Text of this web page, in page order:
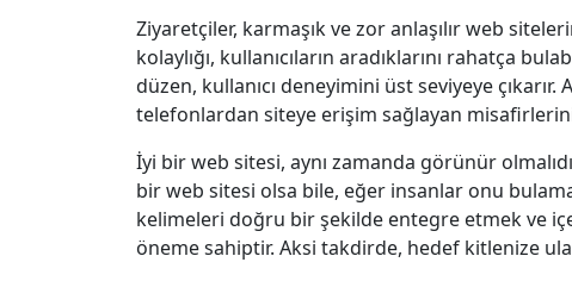
Ziyaretçiler, karmaşık ve zor anlaşılır web
kolaylığı, kullanıcıların aradıklarını rahatça
düzen, kullanıcı deneyimini üst seviyeye çıkarır.
telefonlardan siteye erişim sağlayan
İyi bir web sitesi, aynı zamanda görünür
bir web sitesi olsa bile, eğer insanlar onu
kelimeleri doğru bir şekilde entegre etmek ve
öneme sahiptir. Aksi takdirde, hedef kitlenize